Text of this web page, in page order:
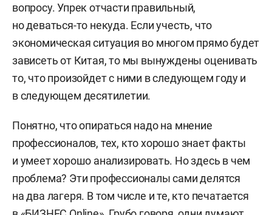
вопросу. Упрек отчасти правильный,
но деваться-то некуда. Если учесть, что
экономическая ситуация во многом прямо будет
зависеть от Китая, то мы вынуждены оценивать
то, что произойдет с ними в следующем году и
в следующем десятилетии.
Понятно, что опираться надо на мнение
профессионалов, тех, кто хорошо знает факты
и умеет хорошо анализировать. Но здесь в чем
проблема? Эти профессионалы сами делятся
на два лагеря. В том числе и те, кто печатается